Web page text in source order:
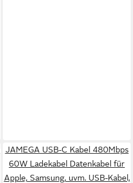
JAMEGA USB-C Kabel 480Mbps
60W Ladekabel Datenkabel für
Apple, Samsung, uvm. USB-Kabel,